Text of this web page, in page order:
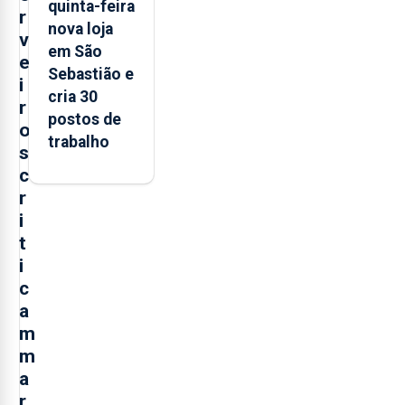
r
v
e
i
r
o
s
c
r
i
t
i
c
a
m
m
a
quinta-feira
nova loja
em São
Sebastião e
cria 30
postos de
trabalho